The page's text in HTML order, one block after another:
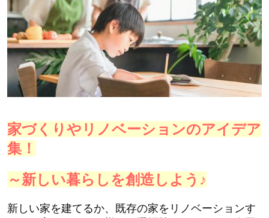
家づくりやリノベーションのアイデア
集！
～新しい暮らしを創造しよう♪
新しい家を建てるか、既存の家をリノベーションす